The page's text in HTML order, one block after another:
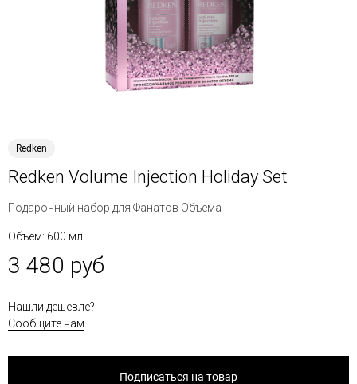
Redken
Redken Volume Injection Holiday Set
Подарочный набор для Фанатов Объема
Объем: 600 мл
3 480 руб
Нашли дешевле?
Сообщите нам
Подписаться на товар